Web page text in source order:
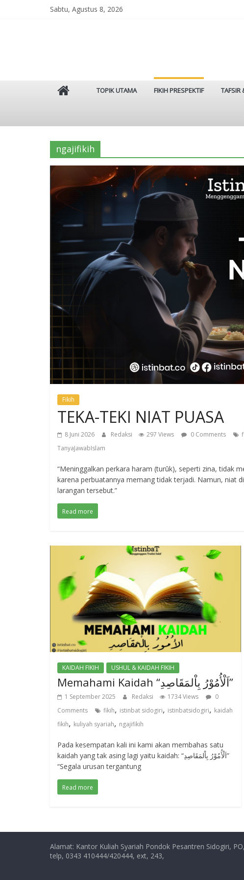
Sabtu, Agustus 8, 2026
Istinbat
Salaf
TOPIK UTAMA FIKIH PRESPEKTIF TAFSIR
ngajifikih
Fikih
TEKA-TEKI NIAT PUASA
8 Juni 2026 Redaksi 297 Views 0 Comments
TanyaJawabIslam
“Meninggalkan perkara haram (turūk), seperti zina, tidak
karena perbuatannya memang tidak terjadi. Namun, niat
larangan tersebut.”
Read more
KAIDAH FIKIH USHUL & KAIDAH FIKIH
Memahami Kaidah “اَلْأُمُوْرُ بِاْلمَقَاصِدِ”
1 September 2025 Redaksi 1734 Views
0
Comments
fikih, istinbat sidogiri, istinbatsidogiri, kaidah
fikih, kuliyah syariah, ngajifikih
Pada kesempatan kali ini kami akan membahas satu
kaidah yang tak asing lagi yaitu kaidah: “اَلْأُمُوْرُ بِاْلمَقَاصِدِ”
“Segala urusan tergantung
Read more
Alamat: Kantor Kuliah Syariah Pondok Pesantren Sidogiri,
telp, 0343 410444/420444, ext, 243,